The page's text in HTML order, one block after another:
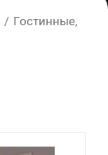
/ Гостинные,